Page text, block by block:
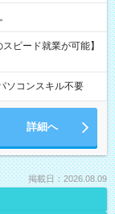
ピード就業が可能】
ソコンスキル不要
詳細へ
掲載日：2026.08.09